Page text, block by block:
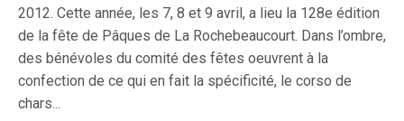
2012. Cette année, les 7, 8 et 9 avril, a lieu la 128e édition
de la fête de Pâques de La Rochebeaucourt. Dans l’ombre,
des bénévoles du comité des fêtes oeuvrent à la
confection de ce qui en fait la spécificité, le corso de
chars...